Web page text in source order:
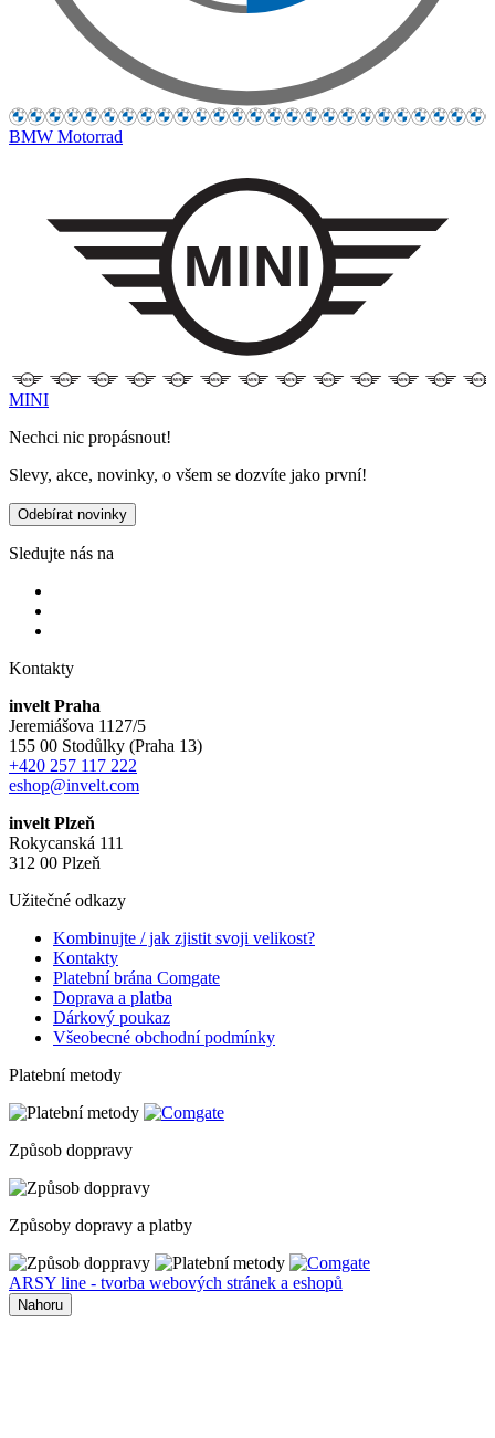
BMW Motorrad
MINI
Nechci nic propásnout!
Slevy, akce, novinky, o všem se dozvíte jako první!
Odebírat novinky
Sledujte nás na
Kontakty
invelt Praha
Jeremiášova 1127/5
155 00 Stodůlky (Praha 13)
+420 257 117 222
eshop@invelt.com
invelt Plzeň
Rokycanská 111
312 00 Plzeň
Užitečné odkazy
Kombinujte / jak zjistit svoji velikost?
Kontakty
Platební brána Comgate
Doprava a platba
Dárkový poukaz
Všeobecné obchodní podmínky
Platební metody
Způsob doppravy
Způsoby dopravy a platby
ARSY line - tvorba webových stránek a eshopů
Nahoru